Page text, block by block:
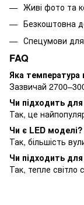
Живі фото та
Безкоштовна
Спецумови
FAQ
Яка
Зазвичай
Чи підходить
Так, це
Чи є LED моделі?
Так, більшість
Чи підходить
Так, тепле